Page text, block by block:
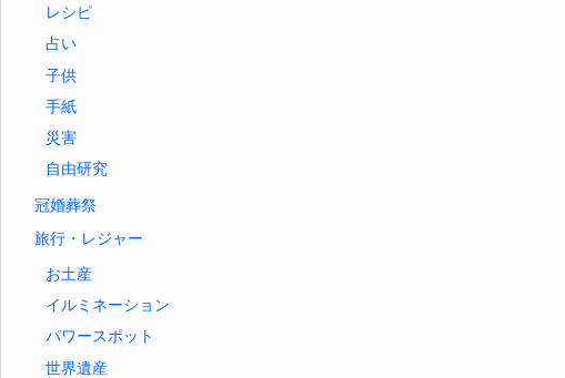
レシピ
占い
子供
手紙
災害
自由研究
冠婚葬祭
旅行・レジャー
お土産
イルミネーション
パワースポット
世界遺産